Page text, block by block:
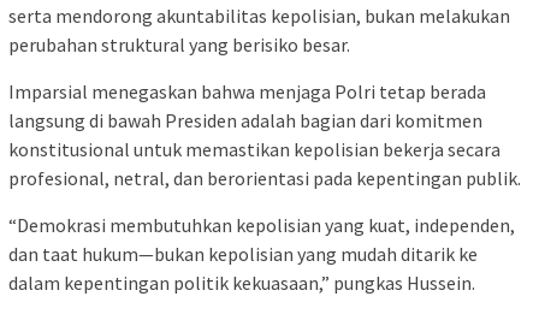
serta mendorong akuntabilitas kepolisian, bukan melakukan
perubahan struktural yang berisiko besar.
Imparsial menegaskan bahwa menjaga Polri tetap berada
langsung di bawah Presiden adalah bagian dari komitmen
konstitusional untuk memastikan kepolisian bekerja secara
profesional, netral, dan berorientasi pada kepentingan publik.
“Demokrasi membutuhkan kepolisian yang kuat, independen,
dan taat hukum—bukan kepolisian yang mudah ditarik ke
dalam kepentingan politik kekuasaan,” pungkas Hussein.